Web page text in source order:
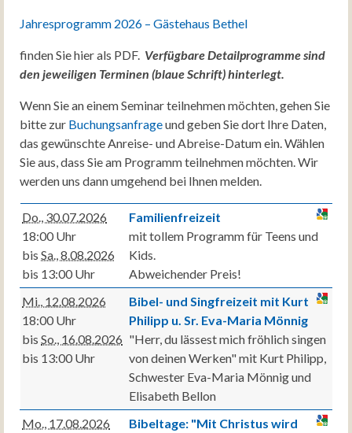
Jahresprogramm 2026 – Gästehaus Bethel
finden Sie hier als PDF. Verfügbare Detailprogramme sind
den jeweiligen Terminen (blaue Schrift) hinterlegt.
Wenn Sie an einem Seminar teilnehmen möchten, gehen Sie
bitte zur Buchungsanfrageund geben Sie dort Ihre Daten,
das gewünschte Anreise- und Abreise-Datum ein. Wählen
Sie aus, dass Sie am Programm teilnehmen möchten. Wir
werden uns dann umgehend bei Ihnen melden.
Do., 30.07.2026
18:00 Uhr
bis Sa., 8.08.2026
bis 13:00 Uhr
Familienfreizeit
mit tollem Programm für Teens und
Kids.
Abweichender Preis!
Mi., 12.08.2026
18:00 Uhr
bis So., 16.08.2026
bis 13:00 Uhr
Bibel- und Singfreizeit mit Kurt
Philipp u. Sr. Eva-Maria Mönnig
"Herr, du lässest mich fröhlich singen
von deinen Werken" mit Kurt Philipp,
Schwester Eva-Maria Mönnig und
Elisabeth Bellon
Mo., 17.08.2026
Bibeltage: "Mit Christus wird